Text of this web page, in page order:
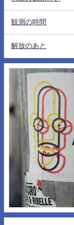
観測の時間
解放のあと